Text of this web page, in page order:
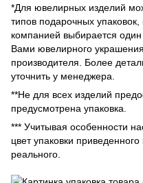
*Для ювелирных изделий
типов подарочных
компанией выбирается
Вами ювелирного
производителя. Более
уточнить у менеджера.
**Не для всех изделий
предусмотрена упаковка.
*** Учитывая особенности
цвет упаковки
реального.